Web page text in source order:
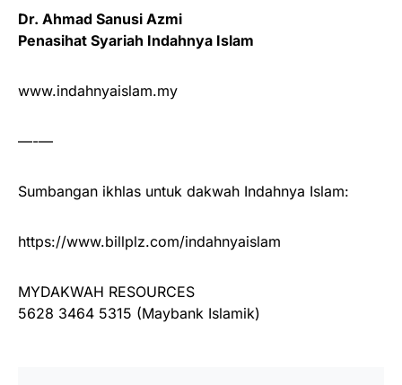
Dr. Ahmad Sanusi Azmi
Penasihat Syariah Indahnya Islam
www.indahnyaislam.my
—-—
Sumbangan ikhlas untuk dakwah Indahnya Islam:
https://www.billplz.com/indahnyaislam
MYDAKWAH RESOURCES
5628 3464 5315 (Maybank Islamik)